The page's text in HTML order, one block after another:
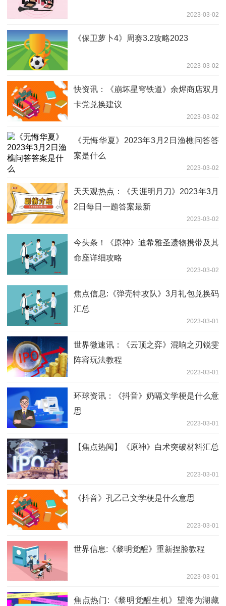
2023-03-02
《保卫萝卜4》周赛3.2攻略2023
2023-03-02
快资讯：《崩坏星穹铁道》余烬商店双月
卡党兑换建议
2023-03-02
《无悔华夏》2023年3月2日渔樵问答答
案是什么
2023-03-02
天天观热点：《天涯明月刀》2023年3月
2日每日一题答案最新
2023-03-02
今头条！《原神》迪希雅圣遗物携带及其
命座详细攻略
2023-03-02
焦点信息:《弹壳特攻队》3月礼包兑换码
汇总
2023-03-01
世界微速讯：《云顶之弈》混响之刃锐雯
阵容玩法教程
2023-03-01
环球资讯：《抖音》奶嗝文学梗是什么意
思
2023-03-01
【焦点热闻】《原神》白术突破材料汇总
2023-03-01
《抖音》孔乙己文学梗是什么意思
2023-03-01
世界信息:《黎明觉醒》重新捏脸教程
2023-03-01
焦点热门:《黎明觉醒生机》望海为湖藏